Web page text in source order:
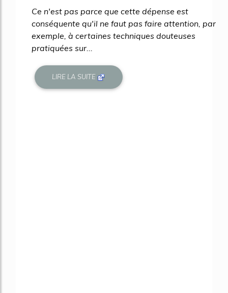
Ce n'est pas parce que cette dépense est
conséquente qu'il ne faut pas faire attention, par
exemple, à certaines techniques douteuses
pratiquées sur...
LIRE LA SUITE